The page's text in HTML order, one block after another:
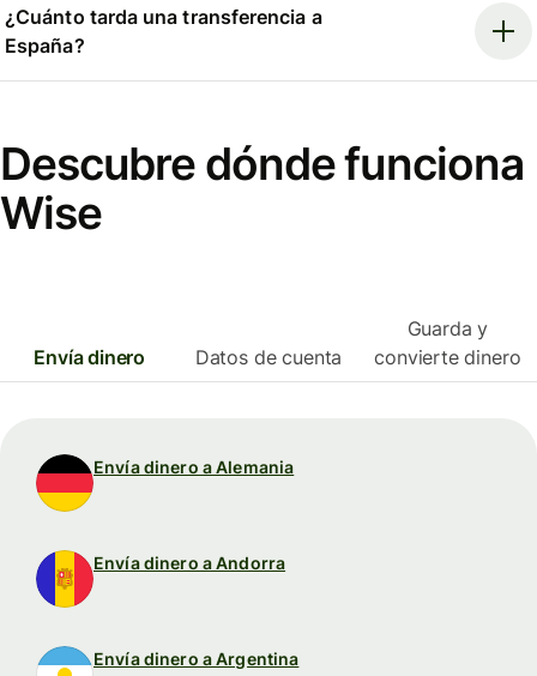
¿Cuánto tarda una transferencia a
España?
Descubre dónde funciona
Wise
Envía dinero Datos de cuenta
Guarda y
convierte dinero
Envía dinero a Alemania
Envía dinero a Andorra
Envía dinero a Argentina